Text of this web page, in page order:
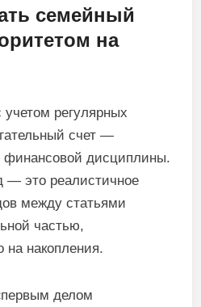
семейный
на
регулярных
счет —
финансовой дисциплины.
— это реалистичное
между статьями
частью,
на накопления.
делом